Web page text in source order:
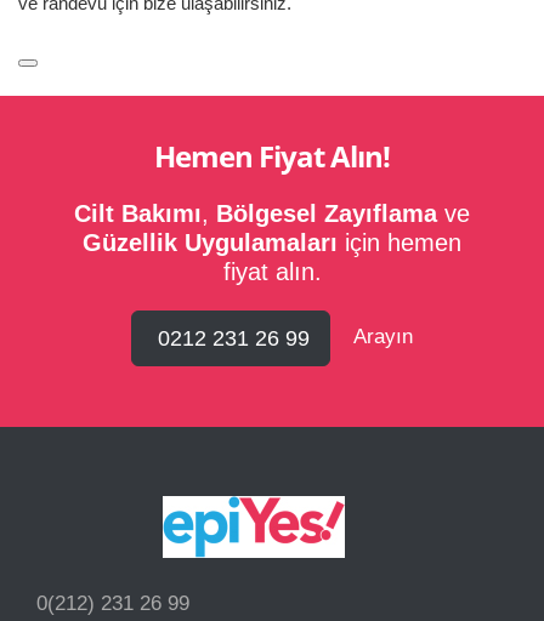
Hemen Fiyat Alın!
Cilt Bakımı, Bölgesel Zayıflama ve
Güzellik Uygulamaları için hemen
fiyat alın.
0212 231 26 99 Arayın
0(212) 231 26 99